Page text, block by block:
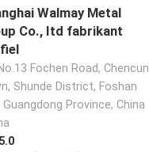
Walmay Metal
Co., Itd fabrikant
Fochen Road, Chencun
Shunde District, Foshan
Guangdong Province, China
5.0